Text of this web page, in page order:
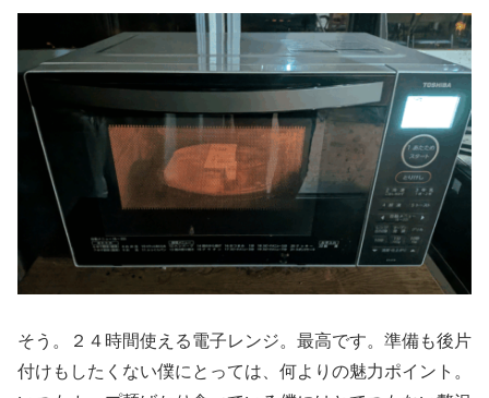
そう。２４時間使える電子レンジ。最高です。準備も後片
付けもしたくない僕にとっては、何よりの魅力ポイント。